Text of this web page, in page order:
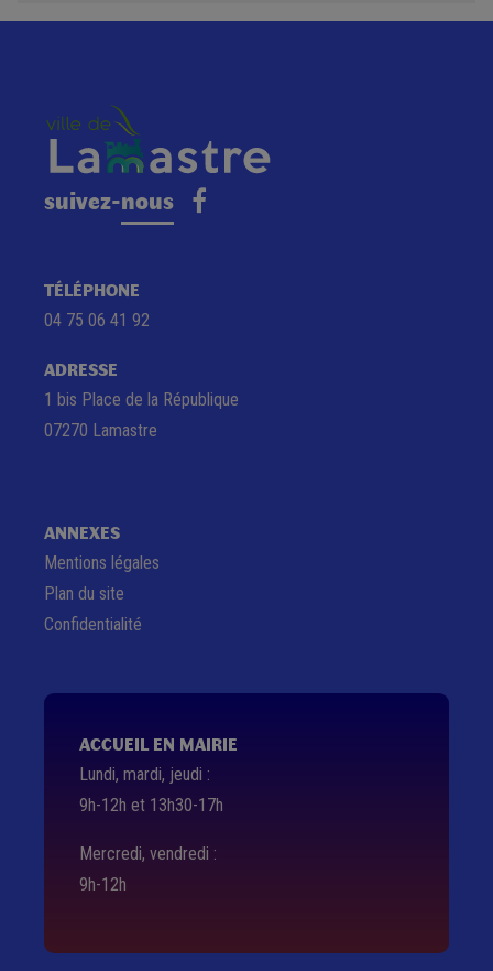
suivez-nous
TÉLÉPHONE
04 75 06 41 92
ADRESSE
1 bis Place de la République
07270 Lamastre
ANNEXES
Mentions légales
Plan du site
Confidentialité
ACCUEIL EN MAIRIE
Lundi, mardi, jeudi :
9h-12h et 13h30-17h
Mercredi, vendredi :
9h-12h